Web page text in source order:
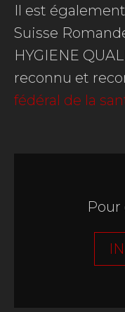
Il est
Suisse
HYGIENE
reconnu et
fédéral de la
Pour